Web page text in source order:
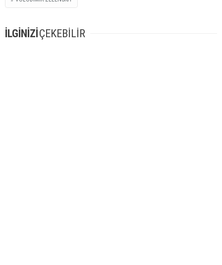
İLGİNİZİÇEKEBİLİR